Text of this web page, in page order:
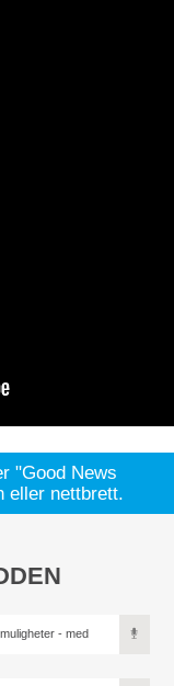
"Good News
eller nettbrett.
- med